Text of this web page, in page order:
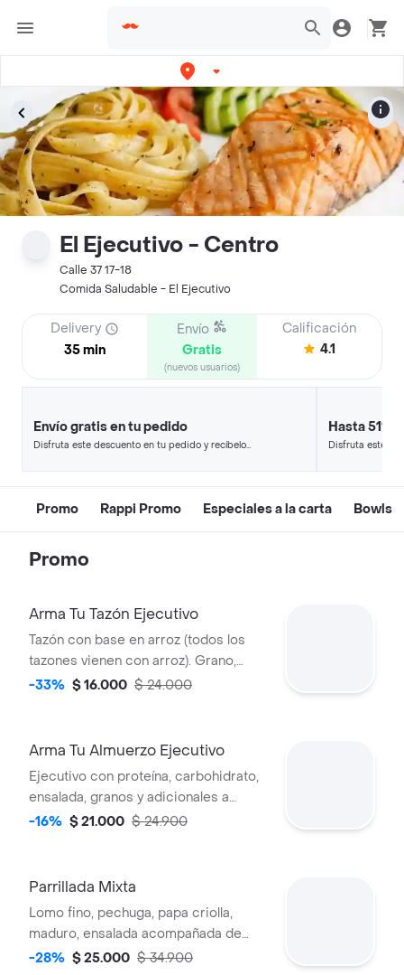
El Ejecutivo - Centro
Calle 37 17-18
Comida Saludable - El Ejecutivo
Delivery
35 min
Envío
Gratis
(nuevos usuarios)
Calificación
4.1
Envío gratis en tu pedido
Disfruta este descuento en tu pedido y recíbelo
Hasta 51%
Disfruta este
Promo Rappi Promo Especiales a la carta Bowls
Promo
Arma Tu Tazón Ejecutivo
Tazón con base en arroz (todos los
tazones vienen con arroz). Grano,
ensalada, proteína, carbohidrato y
-33% $ 16.000 $ 24.000
Arma Tu Almuerzo Ejecutivo
Ejecutivo con proteína, carbohidrato,
ensalada, granos y adicionales a
elección y bebida.
-16% $ 21.000 $ 24.900
Parrillada Mixta
Lomo fino, pechuga, papa criolla,
maduro, ensalada acompañada de
bebida de la casa
-28% $ 25.000 $ 34.900